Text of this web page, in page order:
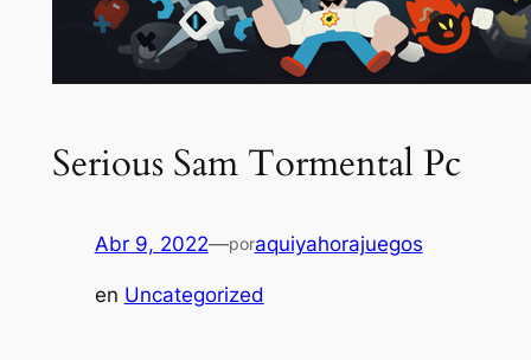
Serious Sam Tormental Pc
Abr 9, 2022—poraquiyahorajuegos
en Uncategorized